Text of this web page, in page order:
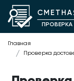
ПРОВЕРКА
Главная
Проверка